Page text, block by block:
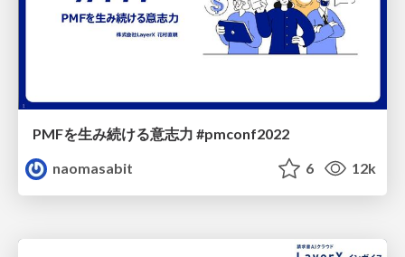
PMFを生み続ける意志力 #pmconf2022
naomasabit
6 12k